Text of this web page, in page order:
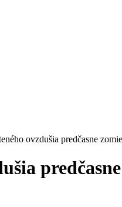
ovzdušia predčasne